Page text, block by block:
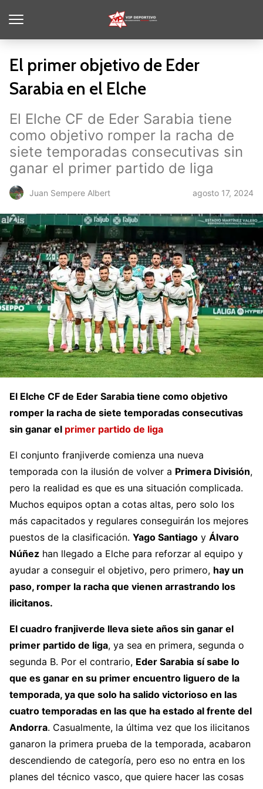
El primer objetivo de Eder
Sarabia en el Elche
El Elche CF de Eder Sarabia tiene
como objetivo romper la racha de
siete temporadas consecutivas sin
ganar el primer partido de liga
Juan Sempere Albert agosto 17, 2024
El Elche CF de Eder Sarabia tiene como objetivo
romper la racha de siete temporadas consecutivas
sin ganar el primer partido de liga
El conjunto franjiverde comienza una nueva
temporada con la ilusión de volver a Primera División,
pero la realidad es que es una situación complicada.
Muchos equipos optan a cotas altas, pero solo los
más capacitados y regulares conseguirán los mejores
puestos de la clasificación. Yago Santiago y Álvaro
Núñez han llegado a Elche para reforzar al equipo y
ayudar a conseguir el objetivo, pero primero, hay un
paso, romper la racha que vienen arrastrando los
ilicitanos.
El cuadro franjiverde lleva siete años sin ganar el
primer partido de liga, ya sea en primera, segunda o
segunda B. Por el contrario, Eder Sarabia sí sabe lo
que es ganar en su primer encuentro liguero de la
temporada, ya que solo ha salido victorioso en las
cuatro temporadas en las que ha estado al frente del
Andorra. Casualmente, la última vez que los ilicitanos
ganaron la primera prueba de la temporada, acabaron
descendiendo de categoría, pero eso no entra en los
planes del técnico vasco, que quiere hacer las cosas